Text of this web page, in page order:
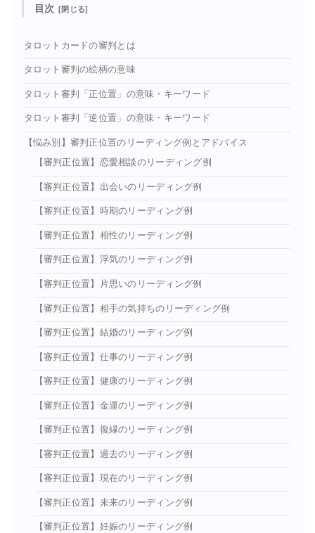
目次
タロットカードの審判とは
タロット審判の絵柄の意味
タロット審判「正位置」の意味・キーワード
タロット審判「逆位置」の意味・キーワード
【悩み別】審判正位置のリーディング例とアドバイス
【審判正位置】恋愛相談のリーディング例
【審判正位置】出会いのリーディング例
【審判正位置】時期のリーディング例
【審判正位置】相性のリーディング例
【審判正位置】浮気のリーディング例
【審判正位置】片思いのリーディング例
【審判正位置】相手の気持ちのリーディング例
【審判正位置】結婚のリーディング例
【審判正位置】仕事のリーディング例
【審判正位置】健康のリーディング例
【審判正位置】金運のリーディング例
【審判正位置】復縁のリーディング例
【審判正位置】過去のリーディング例
【審判正位置】現在のリーディング例
【審判正位置】未来のリーディング例
【審判正位置】妊娠のリーディング例